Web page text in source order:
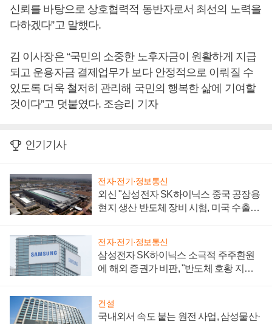
신뢰를 바탕으로 상호협력적 동반자로서 최선의 노력을
다하겠다”고 말했다.
김 이사장은 “국민의 소중한 노후자금이 원활하게 지급
되고 운용자금 결제업무가 보다 안정적으로 이뤄질 수
있도록 더욱 철저히 관리해 국민의 행복한 삶에 기여할
것이다”고 덧붙였다. 조승리 기자
인기기사
전자·전기·정보통신
외신 "삼성전자 SK하이닉스 중국 공장용
현지 생산 반도체 장비 시험, 미국 수출통
전자·전기·정보통신
삼성전자 SK하이닉스 소극적 주주환원
에 해외 증권가 비판, "반도체 호황 지속
건설
국내외서 속도 붙는 원전 사업, 삼성물산·